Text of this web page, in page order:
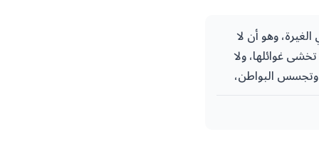
وهو أن لا
غوائلها، ولا
وتجسس البواطن،